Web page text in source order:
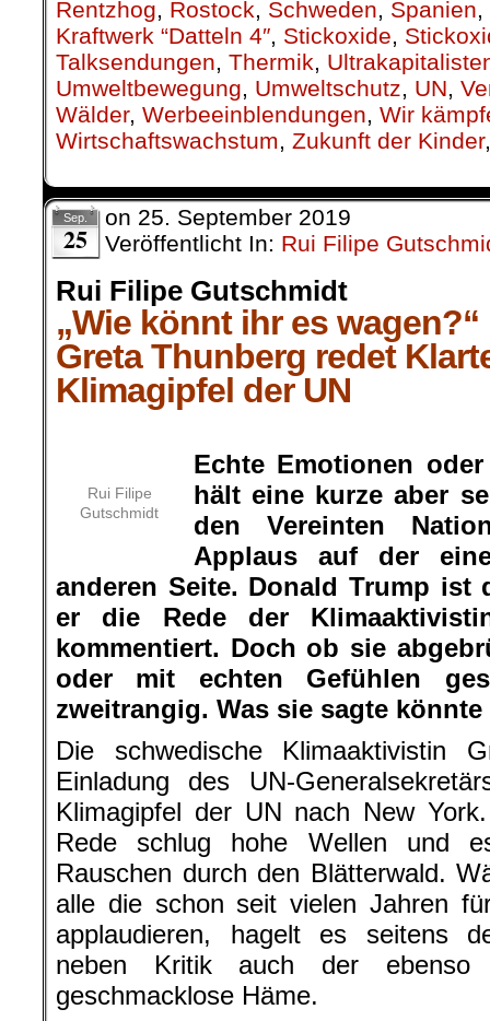
Rentzhog, Rostock, Schweden, Spanien,
Kraftwerk “Datteln 4″, Stickoxide,
Talksendungen, Thermik,
Umweltbewegung, Umweltschutz, UN,
Wälder, Werbeeinblendungen, Wir
Wirtschaftswachstum, Zukunft der Kinder
Sep.
25
on 25. September 2019
Veröffentlicht In: Rui Filipe
Rui Filipe Gutschmidt
„Wie könnt ihr es wagen?“
Greta Thunberg redet
Klimagipfel der UN
Rui Filipe
Gutschmidt
Echte Emotionen
hält eine kurze aber
den Vereinten
Applaus auf der
anderen Seite. Donald Trump ist
er die Rede der
kommentiert. Doch ob sie
oder mit echten Gefühlen
zweitrangig. Was sie sagte
Die schwedische Klimaaktivistin
Einladung des UN-
Klimagipfel der UN nach New
Rede schlug hohe Wellen und
Rauschen durch den Blätterwald.
alle die schon seit vielen Jahren
applaudieren, hagelt es seitens
neben Kritik auch der
geschmacklose Häme.